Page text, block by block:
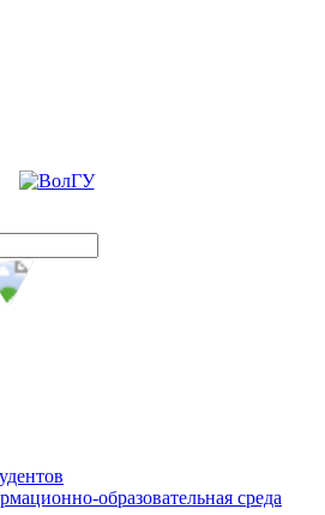
Пожалуйста
образовательная среда